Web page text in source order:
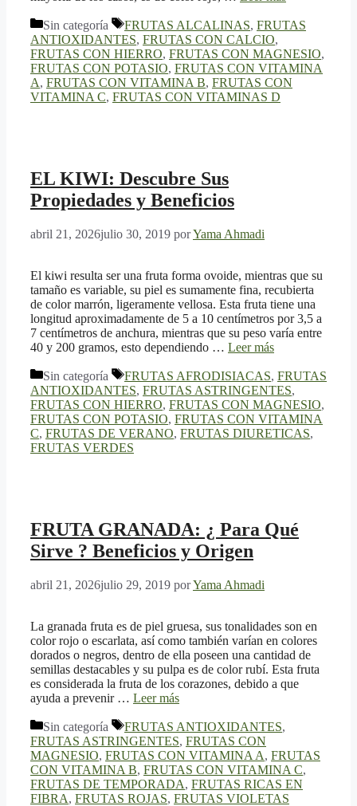
Categorías
Sin categoría Etiquetas
FRUTAS ALCALINAS, FRUTAS
ANTIOXIDANTES, FRUTAS CON CALCIO,
FRUTAS CON HIERRO, FRUTAS CON MAGNESIO,
FRUTAS CON POTASIO, FRUTAS CON VITAMINA
A, FRUTAS CON VITAMINA B, FRUTAS CON
VITAMINA C, FRUTAS CON VITAMINAS D
EL KIWI: Descubre Sus
Propiedades y Beneficios
abril 21, 2026julio 30, 2019 porYama Ahmadi
El kiwi resulta ser una fruta forma ovoide, mientras que su
tamaño es variable, su piel es sumamente fina, recubierta
de color marrón, ligeramente vellosa. Esta fruta tiene una
longitud aproximadamente de 5 a 10 centímetros por 3,5 a
7 centímetros de anchura, mientras que su peso varía entre
40 y 200 gramos, esto dependiendo … Leer más
Categorías
Sin categoría Etiquetas
FRUTAS AFRODISIACAS, FRUTAS
ANTIOXIDANTES, FRUTAS ASTRINGENTES,
FRUTAS CON HIERRO, FRUTAS CON MAGNESIO,
FRUTAS CON POTASIO, FRUTAS CON VITAMINA
C, FRUTAS DE VERANO, FRUTAS DIURETICAS,
FRUTAS VERDES
FRUTA GRANADA: ¿ Para Qué
Sirve ? Beneficios y Origen
abril 21, 2026julio 29, 2019 porYama Ahmadi
La granada fruta es de piel gruesa, sus tonalidades son en
color rojo o escarlata, así como también varían en colores
dorados o negros, dentro de ella poseen una cantidad de
semillas destacables y su pulpa es de color rubí. Esta fruta
es considerada la fruta de los corazones, debido a que
ayuda a prevenir … Leer más
Categorías
Sin categoría Etiquetas
FRUTAS ANTIOXIDANTES,
FRUTAS ASTRINGENTES, FRUTAS CON
MAGNESIO, FRUTAS CON VITAMINA A, FRUTAS
CON VITAMINA B, FRUTAS CON VITAMINA C,
FRUTAS DE TEMPORADA, FRUTAS RICAS EN
FIBRA, FRUTAS ROJAS, FRUTAS VIOLETAS